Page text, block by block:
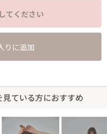
てください
りに追加
ている方におすすめ